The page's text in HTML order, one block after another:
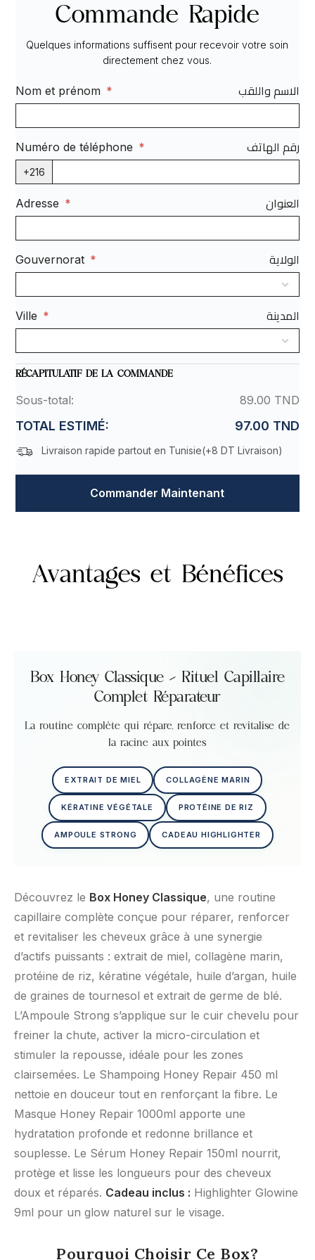
Commande Rapide
Quelques informations suffisent pour recevoir votre soin
directement chez vous.
Nom et prénom * الاسم واللقب
Numéro de téléphone * رقم الهاتف
+216
Adresse * العنوان
Gouvernorat * الولاية
Ville * المدينة
RÉCAPITULATIF DE LA COMMANDE
Sous-total: 89.00 TND
TOTAL ESTIMÉ: 97.00 TND
Livraison rapide partout en Tunisie(+8 DT Livraison)
Commander Maintenant
Avantages et Bénéfices
Box Honey Classique – Rituel Capillaire
Complet Réparateur
La routine complète qui répare, renforce et revitalise de
la racine aux pointes
EXTRAIT DE MIEL COLLAGÈNE MARIN
KÉRATINE VÉGÉTALE PROTÉINE DE RIZ
AMPOULE STRONG CADEAU HIGHLIGHTER
Découvrez le Box Honey Classique, une routine
capillaire complète conçue pour réparer, renforcer
et revitaliser les cheveux grâce à une synergie
d’actifs puissants : extrait de miel, collagène marin,
protéine de riz, kératine végétale, huile d’argan, huile
de graines de tournesol et extrait de germe de blé.
L’Ampoule Strong s’applique sur le cuir chevelu pour
freiner la chute, activer la micro-circulation et
stimuler la repousse, idéale pour les zones
clairsemées. Le Shampoing Honey Repair 450 ml
nettoie en douceur tout en renforçant la fibre. Le
Masque Honey Repair 1000ml apporte une
hydratation profonde et redonne brillance et
souplesse. Le Sérum Honey Repair 150ml nourrit,
protège et lisse les longueurs pour des cheveux
doux et réparés. Cadeau inclus : Highlighter Glowine
9ml pour un glow naturel sur le visage.
Pourquoi Choisir Ce Box?